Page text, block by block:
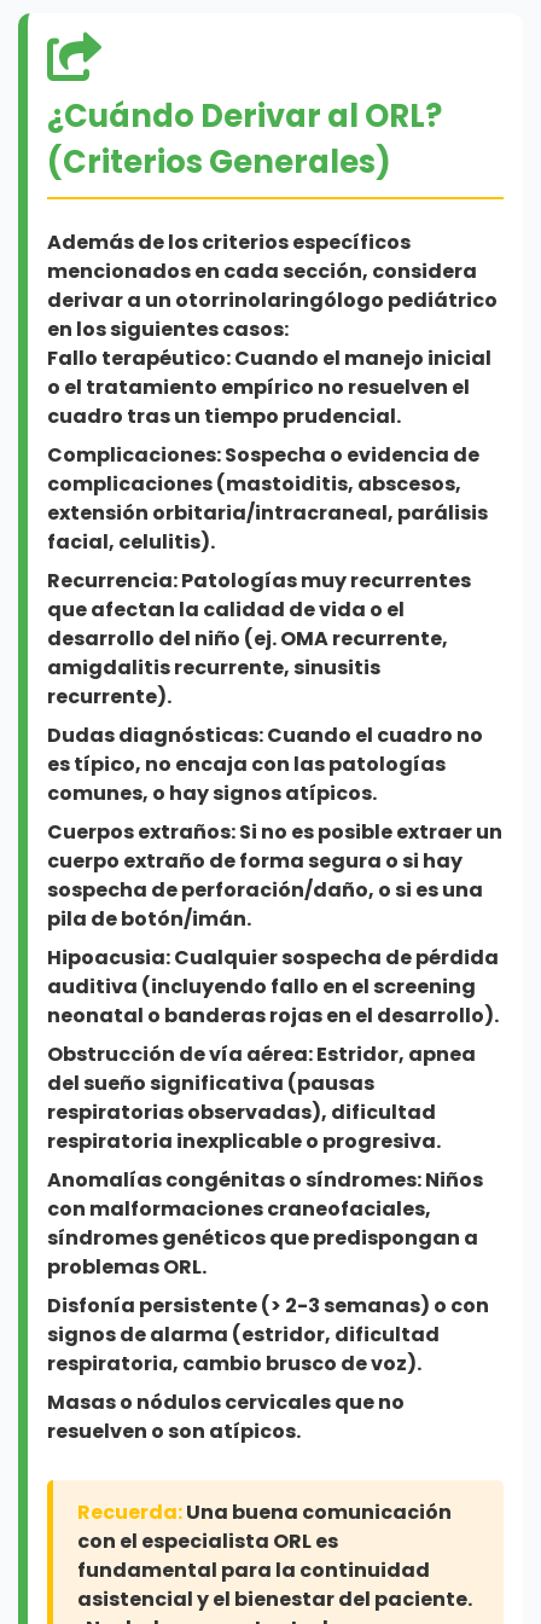
"patata caliente", desviación de la
úvula hacia el lado contralateral,
fiebre. El niño luce muy afectado.
Derivar URGENTE:Sospecha de
Síntomas:
eritematoso, con fiebre y malestar
Derivar:Nódulo fluctuante,
fiebre persistente a pesar de
sospecha de micobacterias no
tuberculosas o malignidad.
autolimitado.
Derivar:Epistaxis recurrente a
pesar de manejo conservador,
sangrado posterior, sospecha
de cuerpo extraño, traumatismo
facial, o trastornos de
coagulación.
¿Cuándo Derivar al ORL?
(Criterios Generales)
Además de los criterios específicos
mencionados en cada sección, considera
derivar a un otorrinolaringólogo pediátrico
en los siguientes casos:
Fallo terapéutico:Cuando el manejo inicial
o el tratamiento empírico no resuelven el
cuadro tras un tiempo prudencial.
Complicaciones:Sospecha o evidencia de
complicaciones (mastoiditis, abscesos,
extensión orbitaria/intracraneal, parálisis
facial, celulitis).
Recurrencia:Patologías muy recurrentes
que afectan la calidad de vida o el
desarrollo del niño (ej. OMA recurrente,
amigdalitis recurrente, sinusitis
recurrente).
Dudas diagnósticas: Cuando el cuadro no
es típico, no encaja con las patologías
comunes, o hay signos atípicos.
Cuerpos extraños:Si no es posible extraer un
cuerpo extraño de forma segura o si hay
sospecha de perforación/daño, o si es una
pila de botón/imán.
Hipoacusia:Cualquier sospecha de pérdida
auditiva (incluyendo fallo en el screening
neonatal o banderas rojas en el desarrollo).
Obstrucción de vía aérea:Estridor, apnea
del sueño significativa (pausas
respiratorias observadas), dificultad
respiratoria inexplicable o progresiva.
Anomalías congénitas o síndromes:Niños
con malformaciones craneofaciales,
síndromes genéticos que predispongan a
problemas ORL.
Disfonía persistente(> 2-3 semanas) o con
signos de alarma (estridor, dificultad
respiratoria, cambio brusco de voz).
Masas o nódulos cervicalesque no
resuelven o son atípicos.
Recuerda:Una buena comunicación
con el especialista ORL es
fundamental para la continuidad
asistencial y el bienestar del paciente.